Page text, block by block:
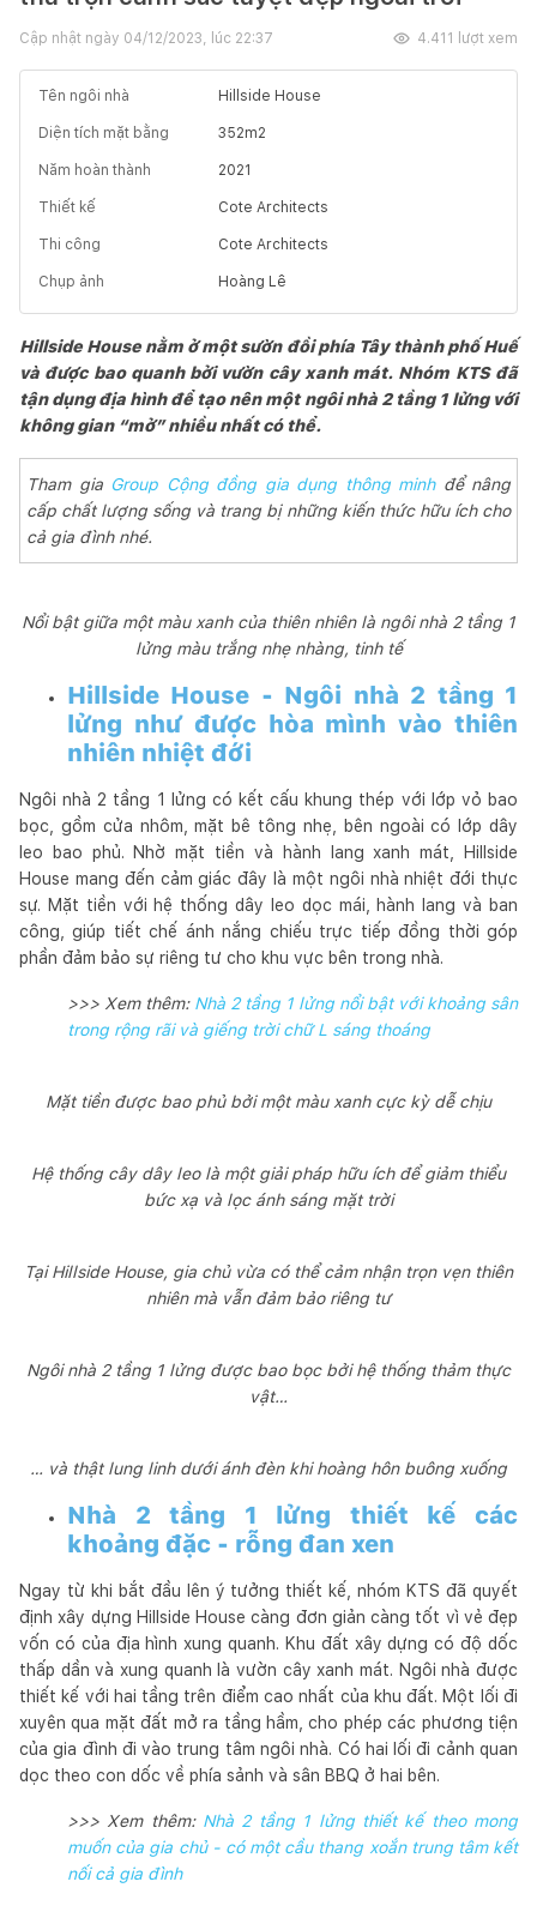
Cập nhật ngày 04/12/2023, lúc 22:37 4.411 lượt xem
Tên ngôi nhà Hillside House
Diện tích mặt bằng 352m2
Năm hoàn thành 2021
Thiết kế Cote Architects
Thi công Cote Architects
Chụp ảnh Hoàng Lê
Hillside House nằm ở một sườn đồi phía Tây thành phố Huế
và được bao quanh bởi vườn cây xanh mát. Nhóm KTS đã
tận dụng địa hình để tạo nên một ngôi nhà 2 tầng 1 lửng với
không gian “mở” nhiều nhất có thể.
Tham gia Group Cộng đồng gia dụng thông minhđể nâng
cấp chất lượng sống và trang bị những kiến thức hữu ích cho
cả gia đình nhé.
Nổi bật giữa một màu xanh của thiên nhiên là ngôi nhà 2 tầng 1
lửng màu trắng nhẹ nhàng, tinh tế
Hillside House - Ngôi nhà 2 tầng 1
lửng như được hòa mình vào thiên
nhiên nhiệt đới
Ngôi nhà 2 tầng 1 lửng có kết cấu khung thép với lớp vỏ bao
bọc, gồm cửa nhôm, mặt bê tông nhẹ, bên ngoài có lớp dây
leo bao phủ. Nhờ mặt tiền và hành lang xanh mát, Hillside
House mang đến cảm giác đây là một ngôi nhà nhiệt đới thực
sự. Mặt tiền với hệ thống dây leo dọc mái, hành lang và ban
công, giúp tiết chế ánh nắng chiếu trực tiếp đồng thời góp
phần đảm bảo sự riêng tư cho khu vực bên trong nhà.
>>> Xem thêm: Nhà 2 tầng 1 lửng nổi bật với khoảng sân
trong rộng rãi và giếng trời chữ L sáng thoáng
Mặt tiền được bao phủ bởi một màu xanh cực kỳ dễ chịu
Hệ thống cây dây leo là một giải pháp hữu ích để giảm thiểu
bức xạ và lọc ánh sáng mặt trời
Tại Hillside House, gia chủ vừa có thể cảm nhận trọn vẹn thiên
nhiên mà vẫn đảm bảo riêng tư
Ngôi nhà 2 tầng 1 lửng được bao bọc bởi hệ thống thảm thực
vật…
… và thật lung linh dưới ánh đèn khi hoàng hôn buông xuống
Nhà 2 tầng 1 lửng thiết kế các
khoảng đặc - rỗng đan xen
Ngay từ khi bắt đầu lên ý tưởng thiết kế, nhóm KTS đã quyết
định xây dựng Hillside House càng đơn giản càng tốt vì vẻ đẹp
vốn có của địa hình xung quanh. Khu đất xây dựng có độ dốc
thấp dần và xung quanh là vườn cây xanh mát. Ngôi nhà được
thiết kế với hai tầng trên điểm cao nhất của khu đất. Một lối đi
xuyên qua mặt đất mở ra tầng hầm, cho phép các phương tiện
của gia đình đi vào trung tâm ngôi nhà. Có hai lối đi cảnh quan
dọc theo con dốc về phía sảnh và sân BBQ ở hai bên.
>>> Xem thêm: Nhà 2 tầng 1 lửng thiết kế theo mong
muốn của gia chủ - có một cầu thang xoắn trung tâm kết
nối cả gia đình